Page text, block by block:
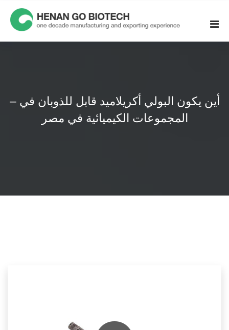
content
أين يكون البولي أكريلاميد قابل للذوبان في –
المجموعات الكيميائية في مصر